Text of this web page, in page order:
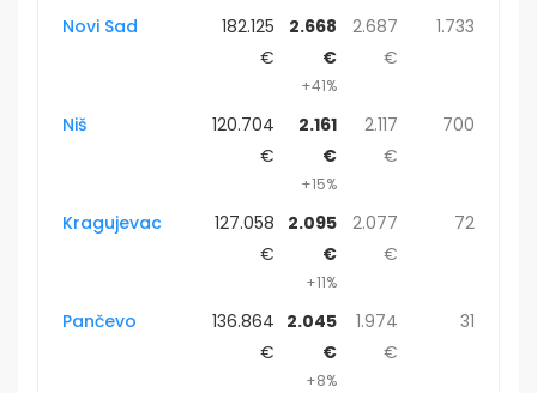
Novi Sad
182.125
€
2.668
€
+41%
2.687
€
1.733
Niš
120.704
€
2.161
€
+15%
2.117
€
700
Kragujevac
127.058
€
2.095
€
+11%
2.077
€
72
Pančevo
136.864
€
2.045
€
+8%
1.974
€
31